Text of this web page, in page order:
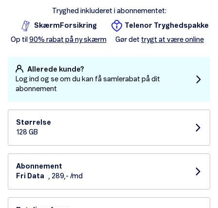
Tryghed inkluderet i abonnementet:
SkærmForsikring
Op til 90% rabat på ny skærm
Telenor Tryghedspakke
Gør det trygt at være online
Allerede kunde?
Log ind og se om du kan få samlerabat på dit
abonnement
Størrelse
128 GB
Abonnement
Fri Data
, 289,- /md